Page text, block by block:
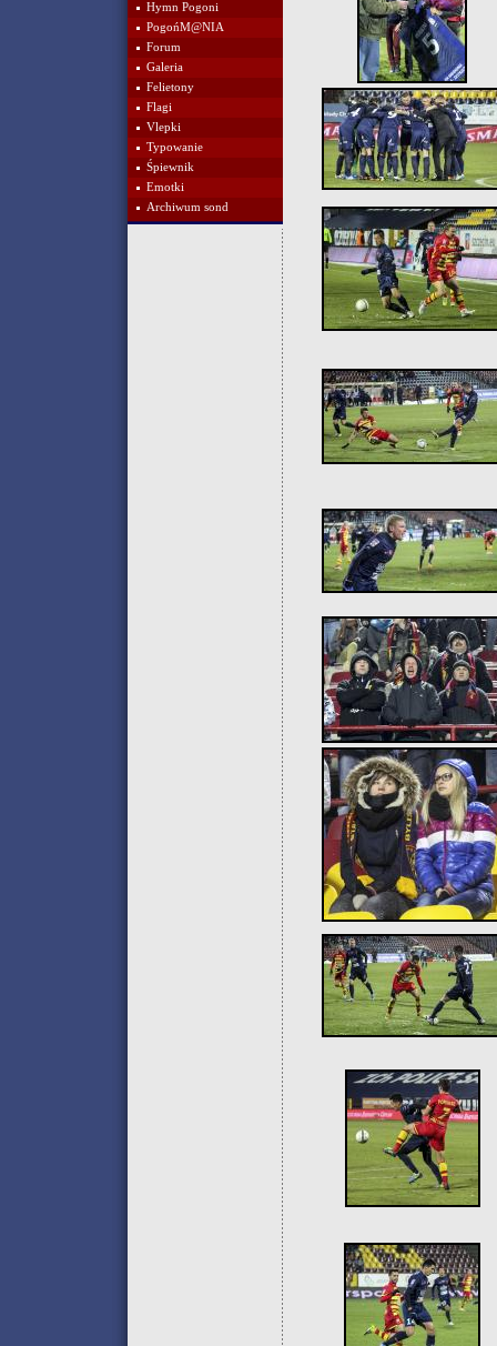
Hymn Pogoni
PogońM@NIA
Forum
Galeria
Felietony
Flagi
Vlepki
Typowanie
Śpiewnik
Emotki
Archiwum sond